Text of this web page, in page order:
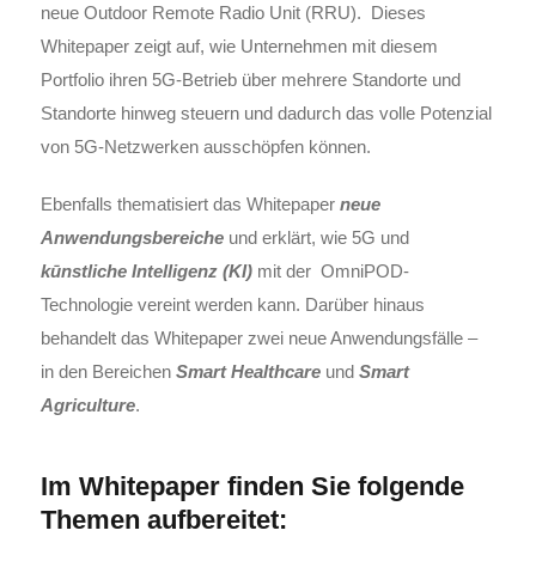
neue Outdoor Remote Radio Unit (RRU). Dieses
Whitepaper zeigt auf, wie Unternehmen mit diesem
Portfolio ihren 5G-Betrieb über mehrere Standorte und
Standorte hinweg steuern und dadurch das volle Potenzial
von 5G-Netzwerken ausschöpfen können.
​Ebenfalls thematisiert das Whitepaperneue
Anwendungsbereiche und erklärt, wie 5G und
kūnstliche Intelligenz (KI) mit der OmniPOD-
Technologie vereint werden kann. Darüber hinaus
behandelt das Whitepaper zwei neue Anwendungsfälle –
in den BereichenSmart Healthcare undSmart
Agriculture.
Im Whitepaper finden Sie folgende
Themen aufbereitet: